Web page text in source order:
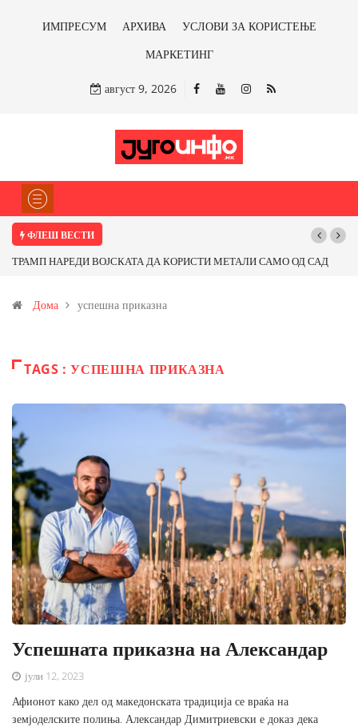
ИМПРЕСУМ АРХИВА
УСЛОВИ ЗА КОРИСТЕЊЕ
МАРКЕТИНГ
август 9, 2026
ФЛЕШ ВЕСТИ
ТРАМП НАРЕДИ ВОЈСКАТА ДА КОРИСТИ МЕТАЛИ САМО ОД САД
Иловица и со антимонот?
Дома успешна приказна
TAGS : УСПЕШНА ПРИКАЗНА
Успешната приказна на Александар
јули 12, 2023
Афионот како дел од македонската традиција се враќа на
земјоделските полиња. Александар Димитриевски е доказ дека